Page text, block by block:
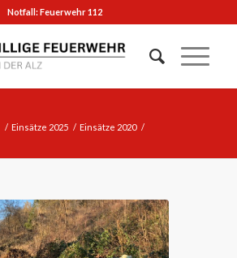
Notfall: Feuerwehr 112
/ Einsätze 2025 / Einsätze 2020 /